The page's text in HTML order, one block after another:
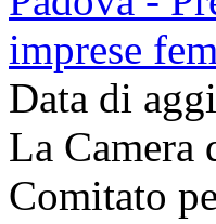
imprese
Data di
La Camera
Comitato